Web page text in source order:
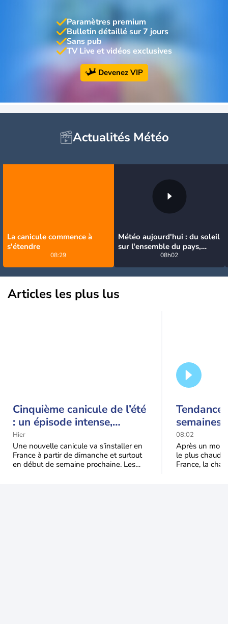
Paramètres premium
Bulletin détaillé sur 7 jours
Sans pub
TV Live et vidéos exclusives
Devenez VIP
Actualités Météo
La canicule commence à
s'étendre
08:29
Météo aujourd'hui : du soleil
sur l'ensemble du pays,
jusqu'à 40°C au sud-est
08h02
Articles les plus lus
Cinquième canicule de l’été
: un épisode intense,
durable et étendu la
semaine prochaine
Hier
Une nouvelle canicule va s’installer en
France à partir de dimanche et surtout
en début de semaine prochaine. Les
Tendance
semaines
septembre
08:02
Après un
le plus chaud
France, la